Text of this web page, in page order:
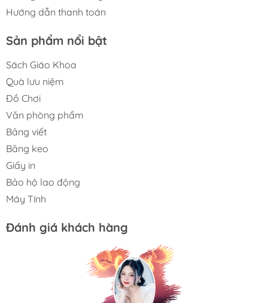
Hướng dẫn thanh toán
Sản phẩm nổi bật
Sách Giáo Khoa
Quà lưu niệm
Đồ Chơi
Văn phòng phẩm
Bảng viết
Băng keo
Giấy in
Bảo hộ lao động
Máy Tính
Đánh giá khách hàng